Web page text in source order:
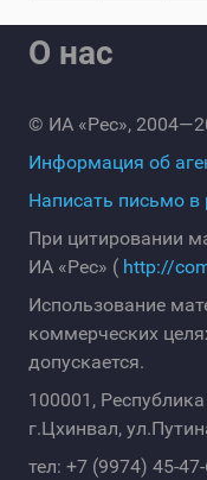
О нас
© ИА «Рес»,
Информация об
Написать письмо
При цитировании
ИА «Рес» ( http://
Использование
коммерческих
допускается.
100001,
г.Цхинвал,
тел: +7 (9974) 45-